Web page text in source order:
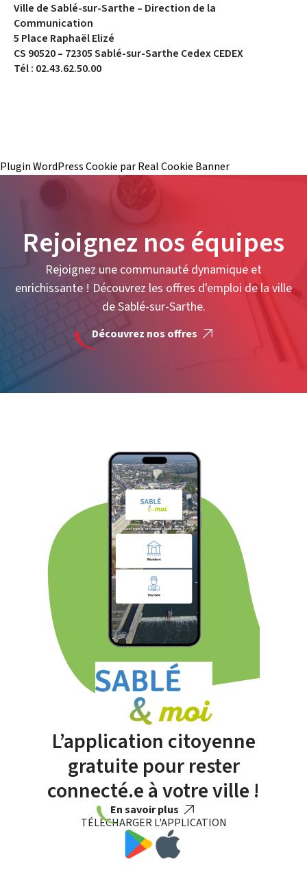
Ville de Sablé-sur-Sarthe – Direction de la
Communication
5 Place Raphaël Elizé
CS 90520 – 72305 Sablé-sur-Sarthe Cedex CEDEX
Tél : 02.43.62.50.00
Plugin WordPress Cookie par Real Cookie Banner
Rejoignez nos équipes
Rejoignez une communauté dynamique et
enrichissante ! Découvrez les offres d'emploi de la ville
de Sablé-sur-Sarthe.
Découvrez nos offres
L’application citoyenne
gratuite pour rester
connecté.e à votre ville !
En savoir plus
TÉLÉCHARGER L'APPLICATION